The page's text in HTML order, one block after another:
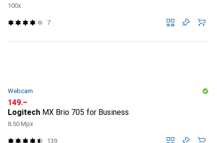
100x
7
Webcam
CHF
149.–
Logitech MX Brio 705 for Business
8.50 Mpx
139